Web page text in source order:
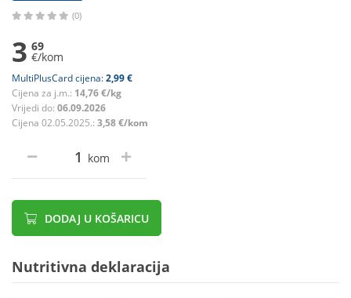
(0)
3 69
€/kom
MultiPlusCard cijena:2,99 €
Cijena za j.m.: 14,76 €/kg
Vrijedi do: 06.09.2026
Cijena 02.05.2025.: 3,58 €/kom
kom
DODAJ U KOŠARICU
Nutritivna deklaracija